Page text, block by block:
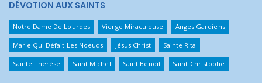
DÉVOTION AUX SAINTS
Notre Dame De Lourdes Vierge Miraculeuse Anges Gardiens
Marie Qui Défait Les Noeuds Jésus Christ Sainte Rita
Sainte Thérèse Saint Michel Saint Benoît Saint Christophe